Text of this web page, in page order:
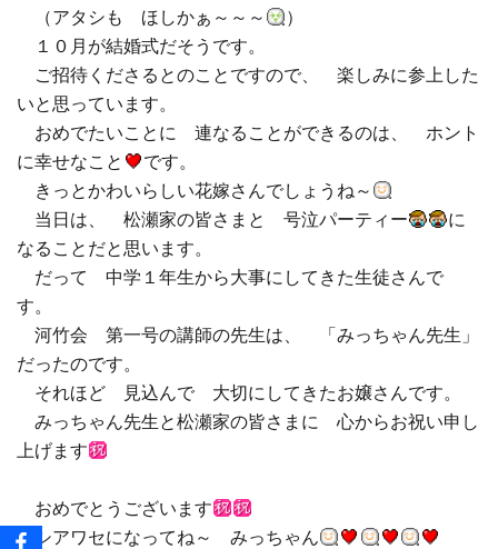
（アタシも ほしかぁ～～～
）
１０月が結婚式だそうです。
ご招待くださるとのことですので、 楽しみに参上した
いと思っています。
おめでたいことに 連なることができるのは、 ホント
に幸せなこと
です。
きっとかわいらしい花嫁さんでしょうね～
当日は、 松瀬家の皆さまと 号泣パーティー
に
なることだと思います。
だって 中学１年生から大事にしてきた生徒さんで
す。
河竹会 第一号の講師の先生は、 「みっちゃん先生」
だったのです。
それほど 見込んで 大切にしてきたお嬢さんです。
みっちゃん先生と松瀬家の皆さまに 心からお祝い申し
上げます
おめでとうございます
シアワセになってね～ みっちゃん